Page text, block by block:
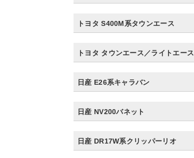
トヨタ S400M系タウンエース
トヨタ タウンエース／ライトエース
日産 E26系キャラバン
日産 NV200バネット
日産 DR17W系クリッパーリオ